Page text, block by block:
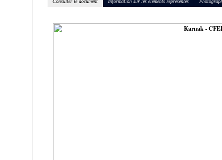
Consulter le document Information sur les éléments représentés